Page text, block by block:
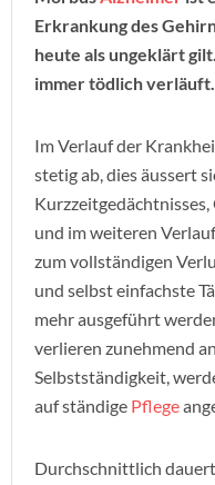
Erkrankung des
heute als ungeklärt
immer tödlich verläuft.
Im Verlauf der
stetig ab, dies äussert
und im weiteren
zum vollständigen
und selbst einfachste
mehr ausgeführt
verlieren zunehmend
Selbstständigkeit,
auf ständige Pflege
Durchschnittlich